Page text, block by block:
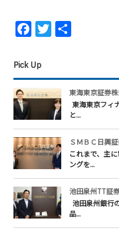
Facebook
Twitter
Pick Up
東海東京証券
東海東京フィ
と...
ＳＭＢＣ日興
これまで、主
ングを...
池田泉州TT証
池田泉州銀行
品...